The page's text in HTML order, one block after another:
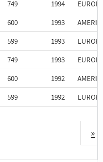
749 1994
600 1993
599 1993
749 1993
600 1992
599 1992
»